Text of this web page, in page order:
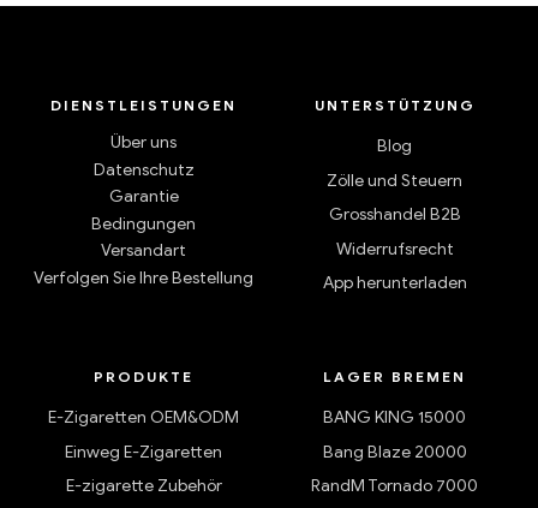
DIENSTLEISTUNGEN
Über uns
Datenschutz
Garantie
Bedingungen
Versandart
Verfolgen Sie Ihre Bestellung
UNTERSTÜTZUNG
Blog
Zölle und Steuern
Grosshandel B2B
Widerrufsrecht
App herunterladen
PRODUKTE
E-Zigaretten OEM&ODM
Einweg E-Zigaretten
E-zigarette Zubehör
LAGER BREMEN
BANG KING 15000
Bang Blaze 20000
RandM Tornado 7000